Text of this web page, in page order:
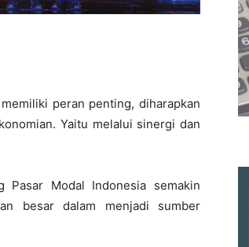
peran penting, diharapkan
Yaitu melalui sinergi dan
Pasar Modal Indonesia semakin
besar dalam menjadi sumber